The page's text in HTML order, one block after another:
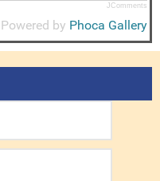
JComments
Powered by Phoca Gallery